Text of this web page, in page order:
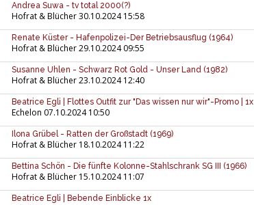
Andrea Suwa - tv total 2000(?)
Hofrat & Blücher30.10.2024 15:58
Renate Küster - Hafenpolizei-Der Betriebsausflug (1964)
Hofrat & Blücher29.10.2024 09:55
Susanne Uhlen - Schwarz Rot Gold - Unser Land (1982)
Hofrat & Blücher23.10.2024 12:40
Beatrice Egli | Flottes Outfit zur "Das wissen nur wir"-Promo | 1x
Echelon 07.10.2024 10:50
Ilona Grübel - Ratten der Großstadt (1969)
Hofrat & Blücher 18.10.2024 11:22
Bettina Schön - Die fünfte Kolonne-Stahlschrank SG III (1966)
Hofrat & Blücher 15.10.2024 11:07
Beatrice Egli | Bebende Einblicke 1x